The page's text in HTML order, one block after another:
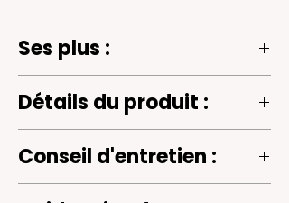
Ses plus :
léger et fluide et agréable à
porter.
- S’adapte à tous les tours de tête
Détails du produit :
- Doublé dans le même tissu
- Couleurs : motif floral rouge sur
Conseil d'entretien :